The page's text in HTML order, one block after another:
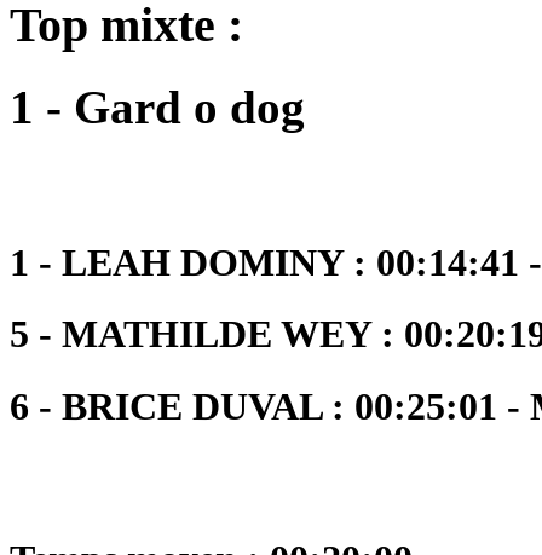
Top mixte :
1 - Gard o dog
1 - LEAH DOMINY : 00:14:41
5 - MATHILDE WEY :
6 - BRICE DUVAL : 00:25:01 -